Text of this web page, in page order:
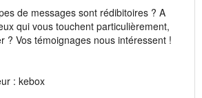
de messages sont rédibitoires ? A
qui vous touchent particulièrement,
? Vos témoignages nous intéressent !
: kebox